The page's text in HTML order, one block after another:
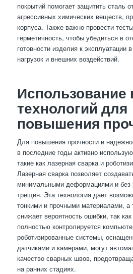
покрытий помогает защитить сталь
агрессивных химических веществ,
корпуса. Также важно провести
герметичность, чтобы убедиться в
готовности изделия к
нагрузок и внешних воздействий.
Использование
технологий для
повышения
Для повышения прочности и
в последние годы активно
такие как лазерная сварка и
Лазерная сварка позволяет
минимальными деформациями и без
трещин. Эта технология дает
тонкими и прочными материалами, а
снижает вероятность ошибки, так
полностью контролируется
роботизированные системы,
датчиками и камерами, могут
качество сварных швов,
на ранних стадиях.